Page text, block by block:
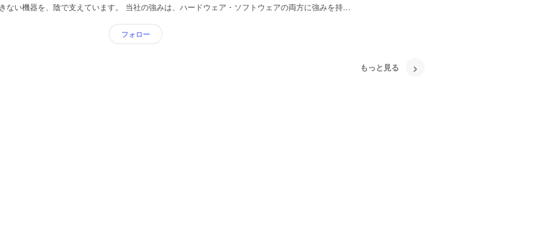
ます。 当社の強みは、ハードウェア・ソフトウェアの両方に強みを持っ
分かれていた部門をひとつに集約し、事業本部として編成し直すことで、新しいシナジーが生まれる
フォロー
もっと見る